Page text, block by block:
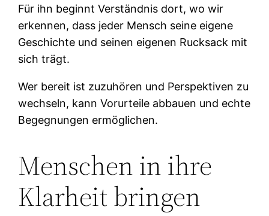
Für ihn beginnt Verständnis dort, wo wir
erkennen, dass jeder Mensch seine eigene
Geschichte und seinen eigenen Rucksack mit
sich trägt.
Wer bereit ist zuzuhören und Perspektiven zu
wechseln, kann Vorurteile abbauen und echte
Begegnungen ermöglichen.
Menschen in ihre
Klarheit bringen